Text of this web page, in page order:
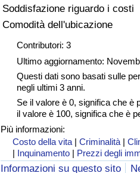
Soddisfazione riguardo i costi
Comodità dell'ubicazione
Contributori: 3
Ultimo aggiornamento:
Questi dati sono basati sulle
negli ultimi 3 anni.
Se il valore è 0, significa che è
il valore è 100, significa che è
Più informazioni:
Costo della vita |Criminalità |
| Inquinamento | Prezzi degli
Informazioni su questo sito
Indice dell’Assistenza
Inquinamento
Indice dell’Inquinamento
Indice di inquinamento
Indice dell’Inquinamento